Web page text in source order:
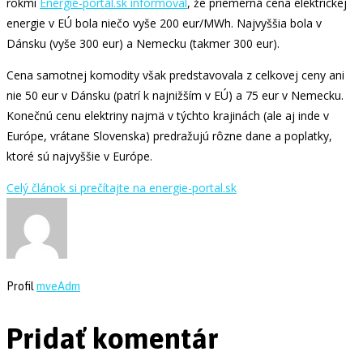
energie v EÚ bola niečo vyše 200 eur/MWh. Najvyššia bola v
Dánsku (vyše 300 eur) a Nemecku (takmer 300 eur).
Cena samotnej komodity však predstavovala z celkovej ceny ani
nie 50 eur v Dánsku (patrí k najnižším v EÚ) a 75 eur v Nemecku.
Konečnú cenu elektriny najmä v týchto krajinách (ale aj inde v
Európe, vrátane Slovenska) predražujú rôzne dane a poplatky,
ktoré sú najvyššie v Európe.
Celý článok si prečítajte na energie-portal.sk
Profil mveAdm
Pridať komentár